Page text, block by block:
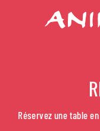
Réservez une table